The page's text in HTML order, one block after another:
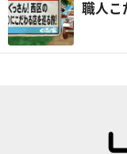
職人こ